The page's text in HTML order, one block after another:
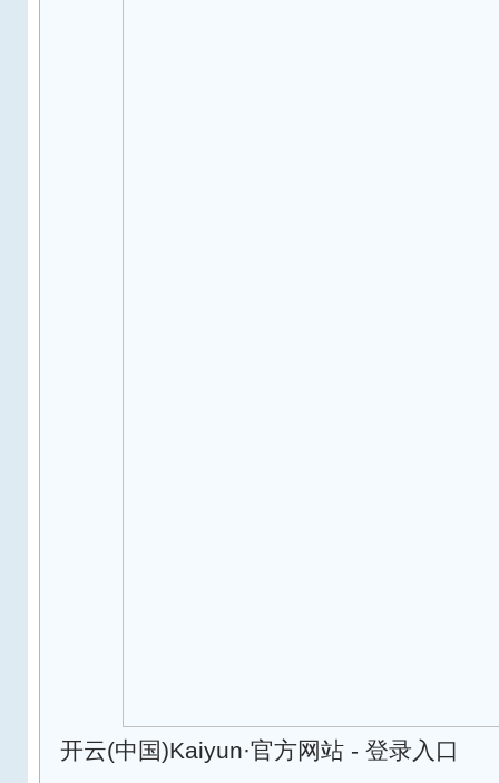
开云(中国)Kaiyun·官方网站 - 登录入口